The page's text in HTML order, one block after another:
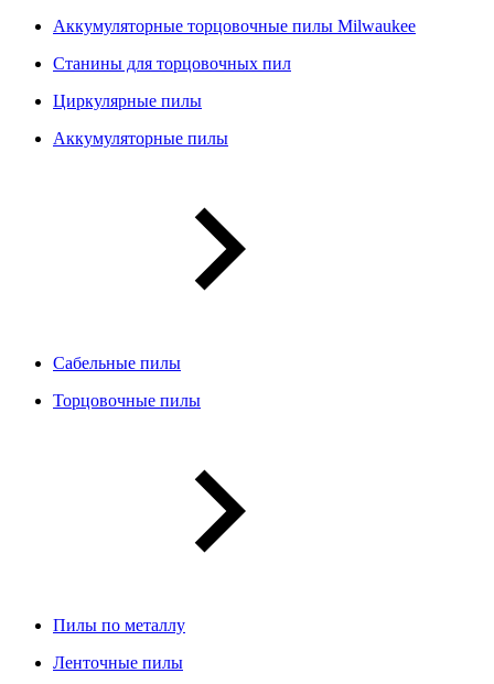
Аккумуляторные торцовочные пилы Milwaukee
Станины для торцовочных пил
Циркулярные пилы
Аккумуляторные пилы
Сабельные пилы
Торцовочные пилы
Пилы по металлу
Ленточные пилы